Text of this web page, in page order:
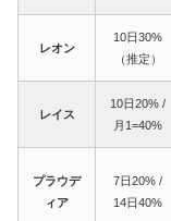
レオン
10日30%
（推定）
レイス
10日20% /
月1=40%
プラウデ
ィア
7日20% /
14日40%